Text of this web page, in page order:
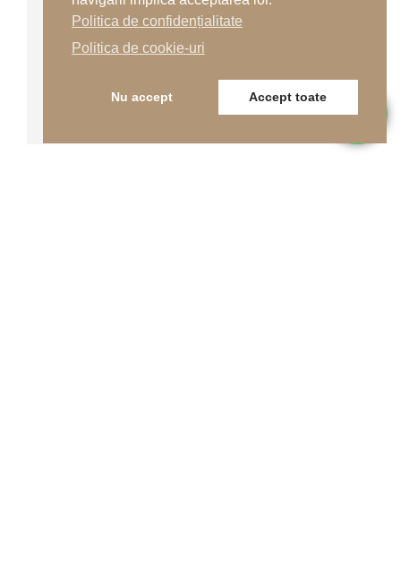
Terenuri turnate multisport
Politica de confidențialitate
Politica de cookie-uri
Nu accept Accept toate